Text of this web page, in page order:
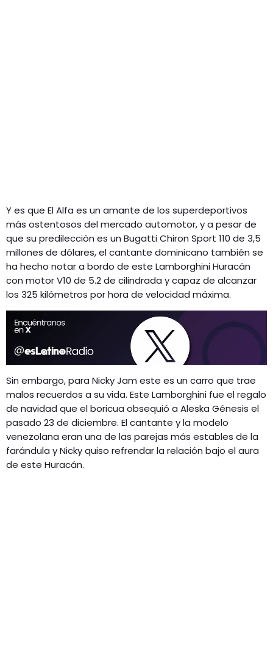
Y es que El Alfa es un amante de los superdeportivos
más ostentosos del mercado automotor, y a pesar de
que su predilección es un Bugatti Chiron Sport 110 de 3,5
millones de dólares, el cantante dominicano también se
ha hecho notar a bordo de este Lamborghini Huracán
con motor V10 de 5.2 de cilindrada y capaz de alcanzar
los 325 kilómetros por hora de velocidad máxima.
Sin embargo, para Nicky Jam este es un carro que trae
malos recuerdos a su vida. Este Lamborghini fue el regalo
de navidad que el boricua obsequió a Aleska Génesis el
pasado 23 de diciembre. El cantante y la modelo
venezolana eran una de las parejas más estables de la
farándula y Nicky quiso refrendar la relación bajo el aura
de este Huracán.